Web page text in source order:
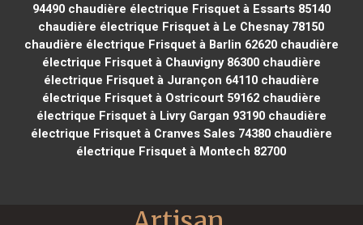
94490chaudière électrique Frisquet à Essarts 85140
chaudière électrique Frisquet à Le Chesnay 78150
chaudière électrique Frisquet à Barlin 62620chaudière
électrique Frisquet à Chauvigny 86300chaudière
électrique Frisquet à Jurançon 64110chaudière
électrique Frisquet à Ostricourt 59162chaudière
électrique Frisquet à Livry Gargan 93190chaudière
électrique Frisquet à Cranves Sales 74380chaudière
électrique Frisquet à Montech 82700